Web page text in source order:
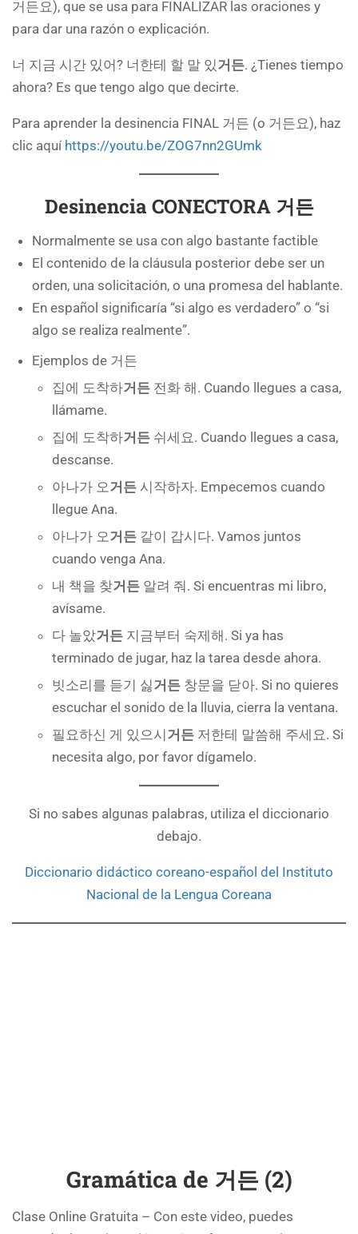
거든요), que se usa para FINALIZAR las oraciones y
para dar una razón o explicación.
너 지금 시간 있어? 너한테 할 말 있거든. ¿Tienes tiempo
ahora? Es que tengo algo que decirte.
Para aprender la desinencia FINAL 거든 (o 거든요), haz
clic aquí https://youtu.be/ZOG7nn2GUmk
Desinencia CONECTORA 거든
Normalmente se usa con algo bastante factible
El contenido de la cláusula posterior debe ser un
orden, una solicitación, o una promesa del hablante.
En español significaría “si algo es verdadero” o “si
algo se realiza realmente”.
Ejemplos de 거든
집에 도착하거든 전화 해. Cuando llegues a casa,
llámame.
집에 도착하거든 쉬세요. Cuando llegues a casa,
descanse.
아나가 오거든 시작하자. Empecemos cuando
llegue Ana.
아나가 오거든 같이 갑시다. Vamos juntos
cuando venga Ana.
내 책을 찾거든 알려 줘. Si encuentras mi libro,
avísame.
다 놀았거든 지금부터 숙제해. Si ya has
terminado de jugar, haz la tarea desde ahora.
빗소리를 듣기 싫거든 창문을 닫아. Si no quieres
escuchar el sonido de la lluvia, cierra la ventana.
필요하신 게 있으시 거든 저한테 말씀해 주세요. Si
necesita algo, por favor dígamelo.
Si no sabes algunas palabras, utiliza el diccionario
debajo.
Diccionario didáctico coreano-español del Instituto
Nacional de la Lengua Coreana
Gramática de 거든 (2)
Clase Online Gratuita – Con este video, puedes